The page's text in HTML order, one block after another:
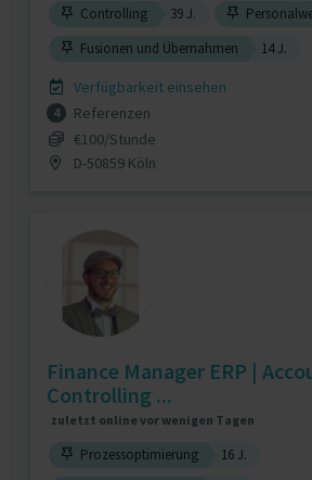
Controlling 39 J.
Fusionen und Übernahmen
14 J.
Verfügbarkeit einsehen
4
Referenzen
€100/Stunde
D-50859 Köln
Finance Manager ERP |
Controlling ...
zuletzt online vor wenigen Tagen
Prozessoptimierung 16 J.